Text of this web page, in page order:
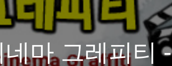
마 그레피티 -